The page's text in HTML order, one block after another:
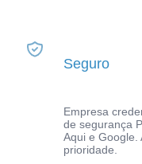
Seguro
Empresa
de segurança
Aqui e Google.
prioridade.